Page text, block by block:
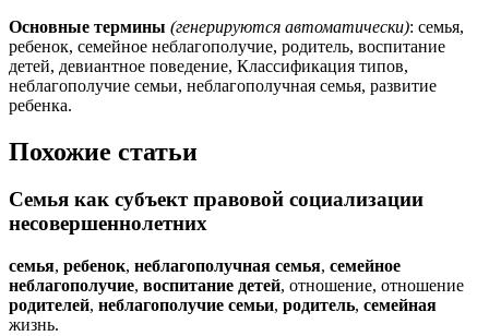
Основные термины (генерируются автоматически): семья,
ребенок, семейное неблагополучие, родитель, воспитание
детей, девиантное поведение, Классификация типов,
неблагополучие семьи, неблагополучная семья, развитие
ребенка.
Похожие статьи
Семья как субъект правовой социализации
несовершеннолетних
семья, ребенок, неблагополучная семья, семейное
неблагополучие, воспитание детей, отношение, отношение
родителей, неблагополучие семьи, родитель, семейная
жизнь.